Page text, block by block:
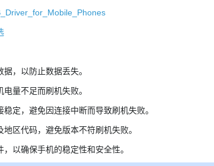
，以防止数据丢失。
量不足而刷机失败。
定，避免因连接中断而导致刷机失败。
区代码，避免版本不符刷机失败。
以确保手机的稳定性和安全性。